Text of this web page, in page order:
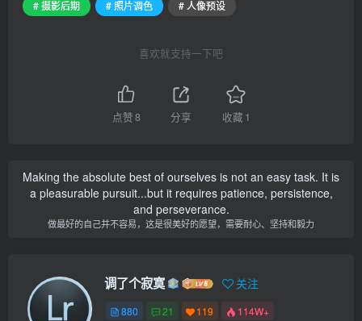
# 摄影后期
# 照片调色 # 人像预设
喜欢就支持一下吧
点赞8 分享 收藏 1
Making the absolute best of ourselves is not an easy task. It is
a pleasurable pursuit...but it requires patience, persistence,
and perseverance.
做最好的自己并不容易，这是很美好的愿望，需要耐心、坚持和毅力
调了个寂寞 关注
880 21 119 114W+